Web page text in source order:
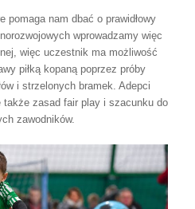
pomaga nam dbać o prawidłowy
wprowadzamy więc
więc uczestnik ma możliwość
piłką kopaną poprzez próby
i strzelonych bramek. Adepci
zasad fair play i szacunku do
zawodników.